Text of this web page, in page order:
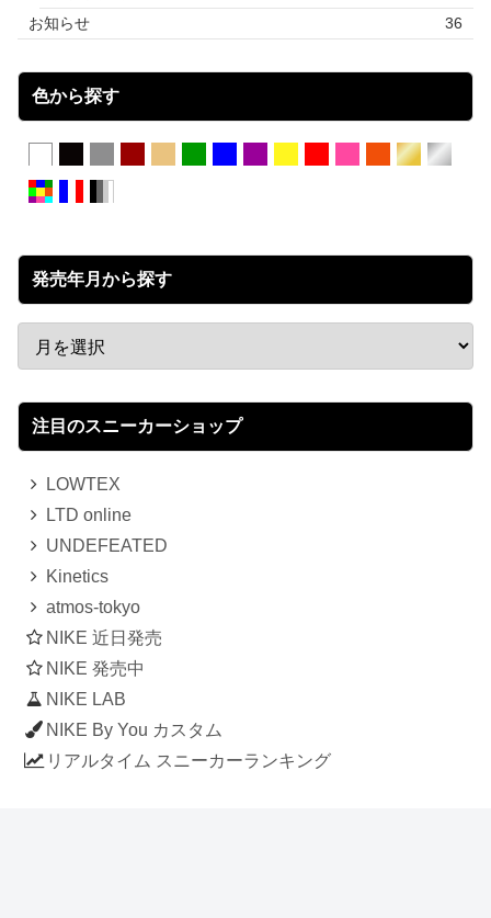
お知らせ
36
色から探す
発売年月から探す
注目のスニーカーショップ
LOWTEX
LTD online
UNDEFEATED
Kinetics
atmos-tokyo
NIKE 近日発売
NIKE 発売中
NIKE LAB
NIKE By You カスタム
リアルタイム スニーカーランキング